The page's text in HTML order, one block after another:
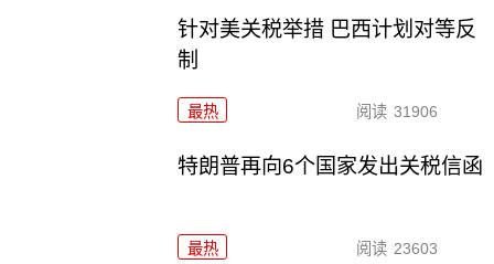
针对美关税举措 巴西计划对等反
制
最热 阅读 31906
特朗普再向6个国家发出关税信函
最热 阅读 23603